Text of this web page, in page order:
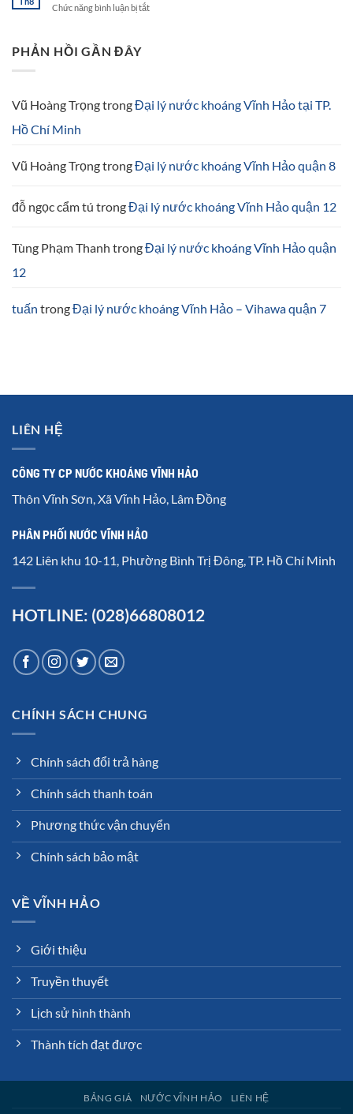
Hảo
Chức năng bình luận bị tắtở
Bình
Thuận
PHẢN HỒI GẦN ĐÂY
Vũ Hoàng TrọngtrongĐại lý nước khoáng Vĩnh Hảo tại TP.
Hồ Chí Minh
Vũ Hoàng TrọngtrongĐại lý nước khoáng Vĩnh Hảo quận 8
đỗ ngọc cẩm tú trongĐại lý nước khoáng Vĩnh Hảo quận 12
Tùng Phạm Thanh trongĐại lý nước khoáng Vĩnh Hảo quận
12
tuấn trongĐại lý nước khoáng Vĩnh Hảo – Vihawa quận 7
LIÊN HỆ
CÔNG TY CP NƯỚC KHOÁNG VĨNH HẢO
Thôn Vĩnh Sơn, Xã Vĩnh Hảo, Lâm Đồng
PHÂN PHỐI NƯỚC VĨNH HẢO
142 Liên khu 10-11, Phường Bình Trị Đông, TP. Hồ Chí Minh
HOTLINE: (028)66808012
CHÍNH SÁCH CHUNG
Chính sách đổi trả hàng
Chính sách thanh toán
Phương thức vận chuyển
Chính sách bảo mật
VỀ VĨNH HẢO
Giới thiệu
Truyền thuyết
Lịch sử hình thành
Thành tích đạt được
BẢNG GIÁ NƯỚC VĨNH HẢO LIÊN HỆ